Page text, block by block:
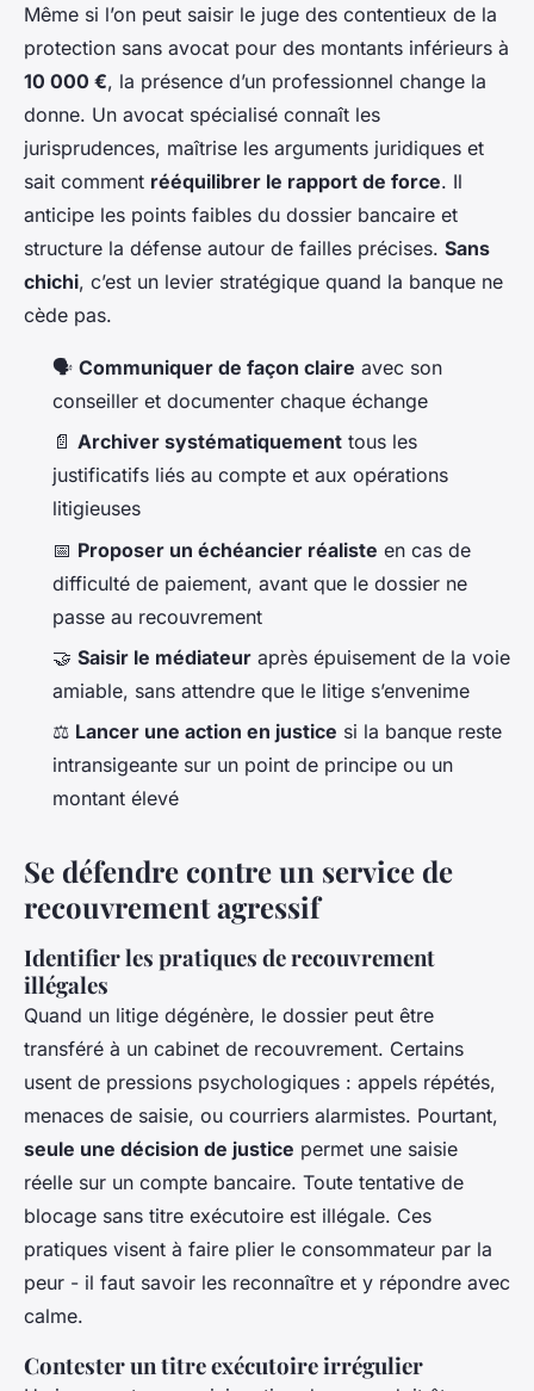
Même si l’on peut saisir le juge des contentieux de la
protection sans avocat pour des montants inférieurs à
10 000 €, la présence d’un professionnel change la
donne. Un avocat spécialisé connaît les
jurisprudences, maîtrise les arguments juridiques et
sait comment rééquilibrer le rapport de force. Il
anticipe les points faibles du dossier bancaire et
structure la défense autour de failles précises. Sans
chichi, c’est un levier stratégique quand la banque ne
cède pas.
🗣️ Communiquer de façon claire avec son
conseiller et documenter chaque échange
📄 Archiver systématiquement tous les
justificatifs liés au compte et aux opérations
litigieuses
📅 Proposer un échéancier réaliste en cas de
difficulté de paiement, avant que le dossier ne
passe au recouvrement
🤝 Saisir le médiateur après épuisement de la voie
amiable, sans attendre que le litige s’envenime
⚖️ Lancer une action en justice si la banque reste
intransigeante sur un point de principe ou un
montant élevé
Se défendre contre un service de
recouvrement agressif
Identifier les pratiques de recouvrement
illégales
Quand un litige dégénère, le dossier peut être
transféré à un cabinet de recouvrement. Certains
usent de pressions psychologiques : appels répétés,
menaces de saisie, ou courriers alarmistes. Pourtant,
seule une décision de justice permet une saisie
réelle sur un compte bancaire. Toute tentative de
blocage sans titre exécutoire est illégale. Ces
pratiques visent à faire plier le consommateur par la
peur - il faut savoir les reconnaître et y répondre avec
calme.
Contester un titre exécutoire irrégulier